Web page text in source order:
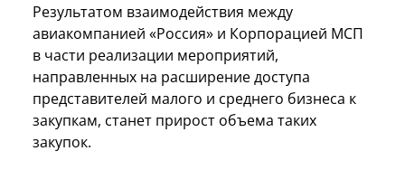
Результатом взаимодействия между
авиакомпанией «Россия» и Корпорацией МСП
в части реализации мероприятий,
направленных на расширение доступа
представителей малого и среднего бизнеса к
закупкам, станет прирост объема таких
закупок.